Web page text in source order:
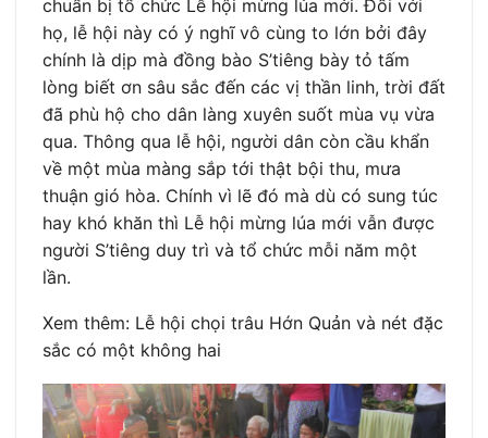
chuẩn bị tổ chức Lễ hội mừng lúa mới. Đối với
họ, lễ hội này có ý nghĩ vô cùng to lớn bởi đây
chính là dịp mà đồng bào S’tiêng bày tỏ tấm
lòng biết ơn sâu sắc đến các vị thần linh, trời đất
đã phù hộ cho dân làng xuyên suốt mùa vụ vừa
qua. Thông qua lễ hội, người dân còn cầu khẩn
về một mùa màng sắp tới thật bội thu, mưa
thuận gió hòa. Chính vì lẽ đó mà dù có sung túc
hay khó khăn thì Lễ hội mừng lúa mới vẫn được
người S’tiêng duy trì và tổ chức mỗi năm một
lần.
Xem thêm: Lễ hội chọi trâu Hớn Quản và nét đặc
sắc có một không hai